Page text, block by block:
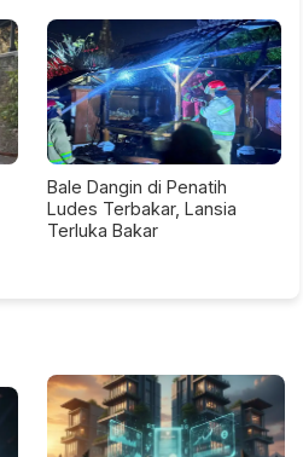
Bale Dangin di Penatih
Ludes Terbakar, Lansia
Terluka Bakar